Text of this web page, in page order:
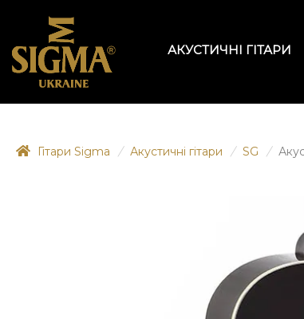
АКУСТИЧНІ ГІТАРИ
Гітари Sigma / Акустичні гітари / SG /